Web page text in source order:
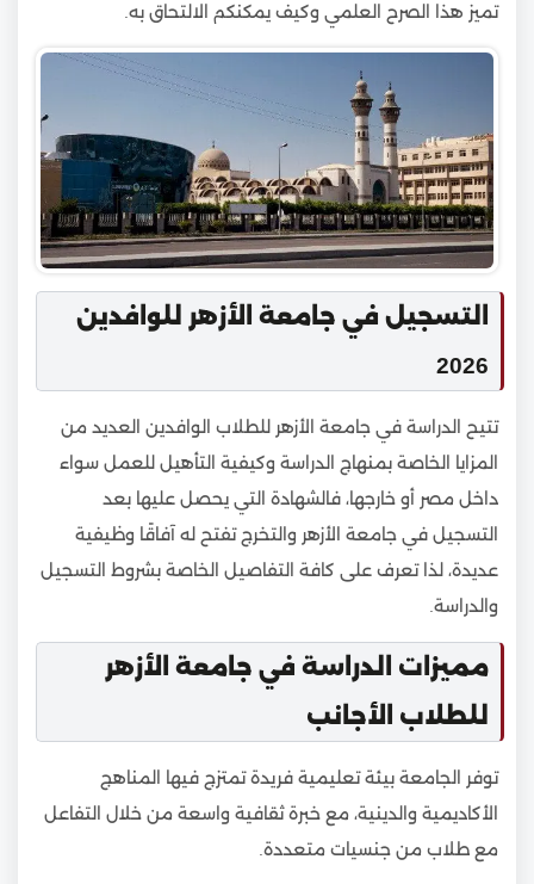
تميز هذا الصرح العلمي وكيف يمكنكم الالتحاق به.
التسجيل في جامعة الأزهر للوافدين
2026
تتيح الدراسة في جامعة الأزهر للطلاب الوافدين العديد من
المزايا الخاصة بمنهاج الدراسة وكيفية التأهيل للعمل سواء
داخل مصر أو خارجها، فالشهادة التي يحصل عليها بعد
التسجيل في جامعة الأزهر والتخرج تفتح له آفاقًا وظيفية
عديدة، لذا تعرف على كافة التفاصيل الخاصة بشروط التسجيل
والدراسة.
مميزات الدراسة في جامعة الأزهر
للطلاب الأجانب
توفر الجامعة بيئة تعليمية فريدة تمتزج فيها المناهج
الأكاديمية والدينية، مع خبرة ثقافية واسعة من خلال التفاعل
مع طلاب من جنسيات متعددة.